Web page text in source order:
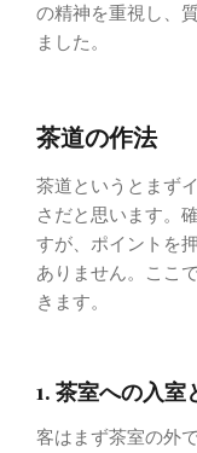
の精神を重視し、
ました。
茶道の作法
茶道というとまず
さだと思います。
すが、ポイントを
ありません。ここ
きます。
1. 茶室への入室
客はまず茶室の外